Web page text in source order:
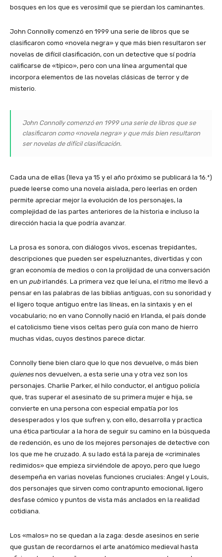
bosques en los que es verosímil que se pierdan los caminantes.
John Connolly comenzó en 1999 una serie de libros que se
clasificaron como «novela negra» y que más bien resultaron ser
novelas de difícil clasificación, con un detective que sí podría
calificarse de «típico», pero con una línea argumental que
incorpora elementos de las novelas clásicas de terror y de
misterio.
John Connolly comenzó en 1999 una serie de libros que se
clasificaron como «novela negra» y que más bien resultaron
ser novelas de difícil clasificación.
Cada una de ellas (lleva ya 15 y el año próximo se publicará la 16.ª)
puede leerse como una novela aislada, pero leerlas en orden
permite apreciar mejor la evolución de los personajes, la
complejidad de las partes anteriores de la historia e incluso la
dirección hacia la que podría avanzar.
La prosa es sonora, con diálogos vivos, escenas trepidantes,
descripciones que pueden ser espeluznantes, divertidas y con
gran economía de medios o con la prolijidad de una conversación
en un pub irlandés. La primera vez que leí una, el ritmo me llevó a
pensar en las palabras de las biblias antiguas, con su sonoridad y
el ligero toque antiguo entre las líneas, en la sintaxis y en el
vocabulario; no en vano Connolly nació en Irlanda, el país donde
el catolicismo tiene visos celtas pero guía con mano de hierro
muchas vidas, cuyos destinos parece dictar.
Connolly tiene bien claro que lo que nos devuelve, o más bien
quienes nos devuelven, a esta serie una y otra vez son los
personajes. Charlie Parker, el hilo conductor, el antiguo policía
que, tras superar el asesinato de su primera mujer e hija, se
convierte en una persona con especial empatía por los
desesperados y los que sufren y, con ello, desarrolla y practica
una ética particular a la hora de seguir su camino en la búsqueda
de redención, es uno de los mejores personajes de detective con
los que me he cruzado. A su lado está la pareja de «criminales
redimidos» que empieza sirviéndole de apoyo, pero que luego
desempeña en varias novelas funciones cruciales: Angel y Louis,
dos personajes que sirven como contrapunto emocional, ligero
desfase cómico y puntos de vista más anclados en la realidad
cotidiana.
Los «malos» no se quedan a la zaga: desde asesinos en serie
que gustan de recordarnos el arte anatómico medieval hasta